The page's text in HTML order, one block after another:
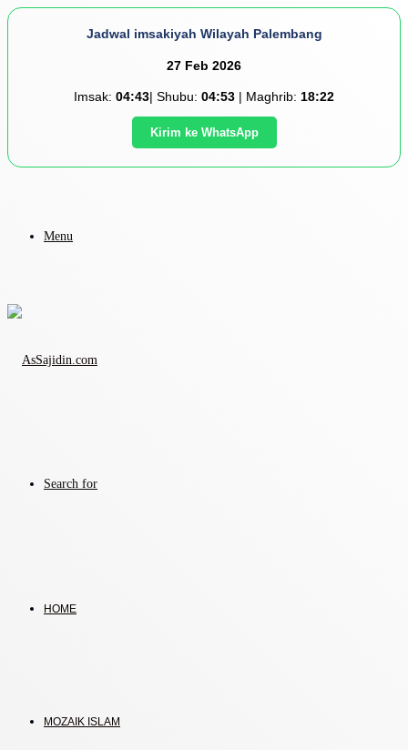
Jadwal imsakiyah Wilayah Palembang
27 Feb 2026
Imsak: 04:43| Shubu: 04:53 | Maghrib: 18:22
Kirim ke WhatsApp
Menu
Search for
HOME
MOZAIK ISLAM